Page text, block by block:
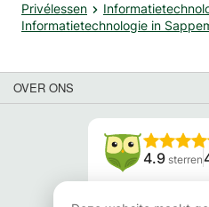
Privélessen
Informatietechnologie in
OVER ONS
4.9 sterren